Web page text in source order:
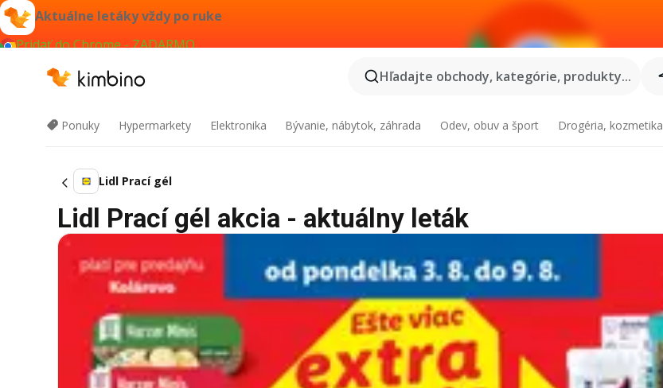
Aktuálne letáky vždy po ruke
Pridať do Chrome - ZADARMO
Hľadajte obchody, kategórie, produkty...
Ponuky Hypermarkety Elektronika Bývanie, nábytok, záhrada Odev, obuv a šport Drogéria, kozmetika
Lidl Prací gél
Lidl Prací gél akcia - aktuálny leták